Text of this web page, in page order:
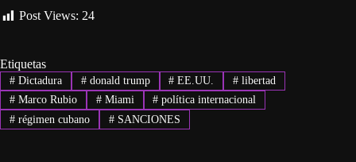
Post Views: 24
Etiquetas
#Dictadura #donald trump # EE.UU. # libertad
#Marco Rubio #Miami # política internacional
#régimen cubano #SANCIONES